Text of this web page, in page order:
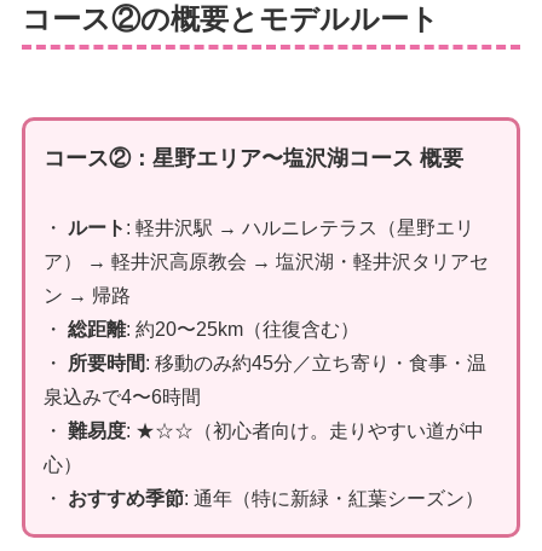
コース②の概要とモデルルート
コース②：星野エリア〜塩沢湖コース 概要
・ ルート : 軽井沢駅 → ハルニレテラス（星野エリ
ア） → 軽井沢高原教会 → 塩沢湖・軽井沢タリアセ
ン → 帰路
・ 総距離: 約20〜25km（往復含む）
・
所要時間: 移動のみ約45分／立ち寄り・食事・温
泉込みで4〜6時間
・ 難易度: ★☆☆（初心者向け。走りやすい道が中
心）
・ おすすめ季節: 通年（特に新緑・紅葉シーズン）